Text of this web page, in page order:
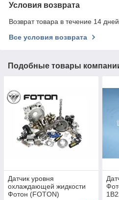
Условия возврата
Возврат товара в течение 14
Все условия возврата
Подобные товары
Датчик уровня
охлаждающей жидкости
Фотон (FOTON)